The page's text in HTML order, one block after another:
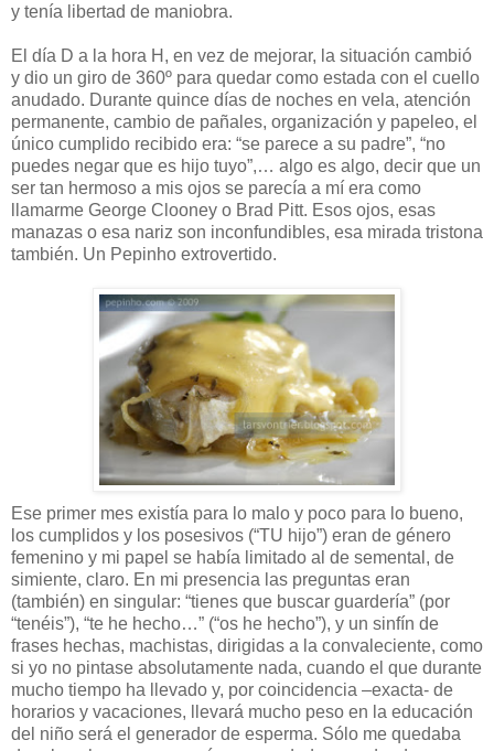
y tenía libertad de maniobra.
El día D a la hora H, en vez de mejorar, la situación cambió
y dio un giro de 360º para quedar como estada con el cuello
anudado. Durante quince días de noches en vela, atención
permanente, cambio de pañales, organización y papeleo, el
único cumplido recibido era: “se parece a su padre”, “no
puedes negar que es hijo tuyo”,… algo es algo, decir que un
ser tan hermoso a mis ojos se parecía a mí era como
llamarme George Clooney o Brad Pitt. Esos ojos, esas
manazas o esa nariz son inconfundibles, esa mirada tristona
también. Un Pepinho extrovertido.
Ese primer mes existía para lo malo y poco para lo bueno,
los cumplidos y los posesivos (“TU hijo”) eran de género
femenino y mi papel se había limitado al de semental, de
simiente, claro. En mi presencia las preguntas eran
(también) en singular: “tienes que buscar guardería” (por
“tenéis”), “te he hecho…” (“os he hecho”), y un sinfín de
frases hechas, machistas, dirigidas a la convaleciente, como
si yo no pintase absolutamente nada, cuando el que durante
mucho tiempo ha llevado y, por coincidencia –exacta- de
horarios y vacaciones, llevará mucho peso en la educación
del niño será el generador de esperma. Sólo me quedaba